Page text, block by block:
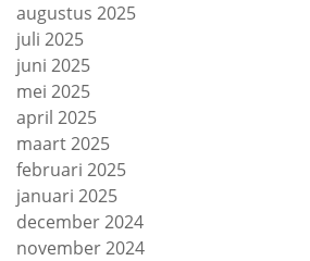
augustus 2025
juli 2025
juni 2025
mei 2025
april 2025
maart 2025
februari 2025
januari 2025
december 2024
november 2024